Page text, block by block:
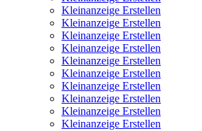
Kleinanzeige Erstellen
Kleinanzeige Erstellen
Kleinanzeige Erstellen
Kleinanzeige Erstellen
Kleinanzeige Erstellen
Kleinanzeige Erstellen
Kleinanzeige Erstellen
Kleinanzeige Erstellen
Kleinanzeige Erstellen
Kleinanzeige Erstellen